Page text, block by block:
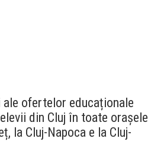
ale ofertelor educaționale
din Cluj în toate orașele
la Cluj-Napoca e la Cluj-